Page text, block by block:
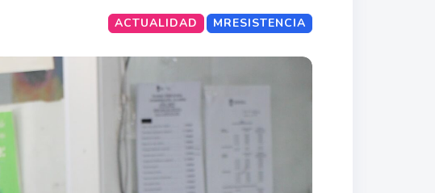
MRESISTENCIA
ACTUALIDAD